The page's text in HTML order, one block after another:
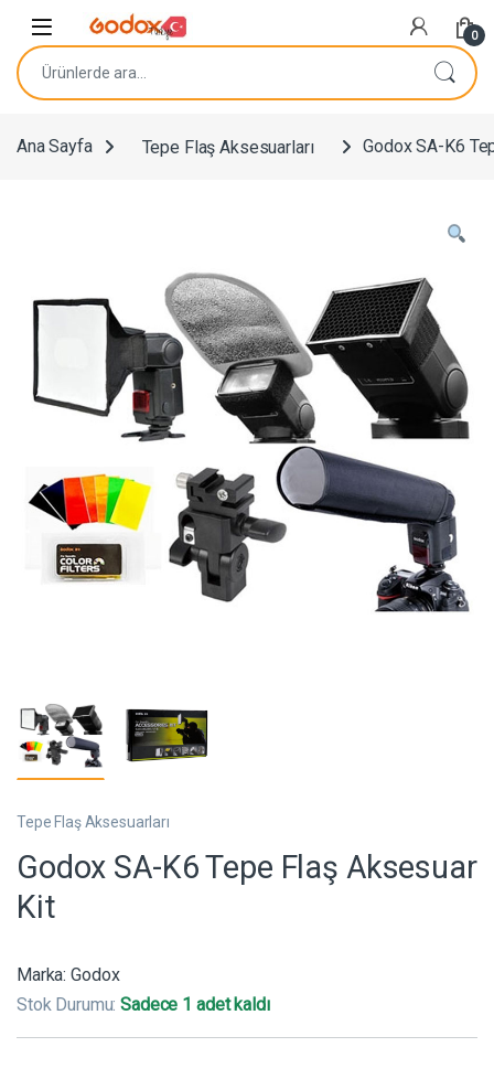
0
Ara:
Ana Sayfa Tepe Flaş Aksesuarları Godox SA-K6
Tepe Flaş Aksesuarları
Godox SA-K6 Tepe Flaş Aksesuar
Kit
Marka: Godox
Stok Durumu:Sadece 1 adet kaldı